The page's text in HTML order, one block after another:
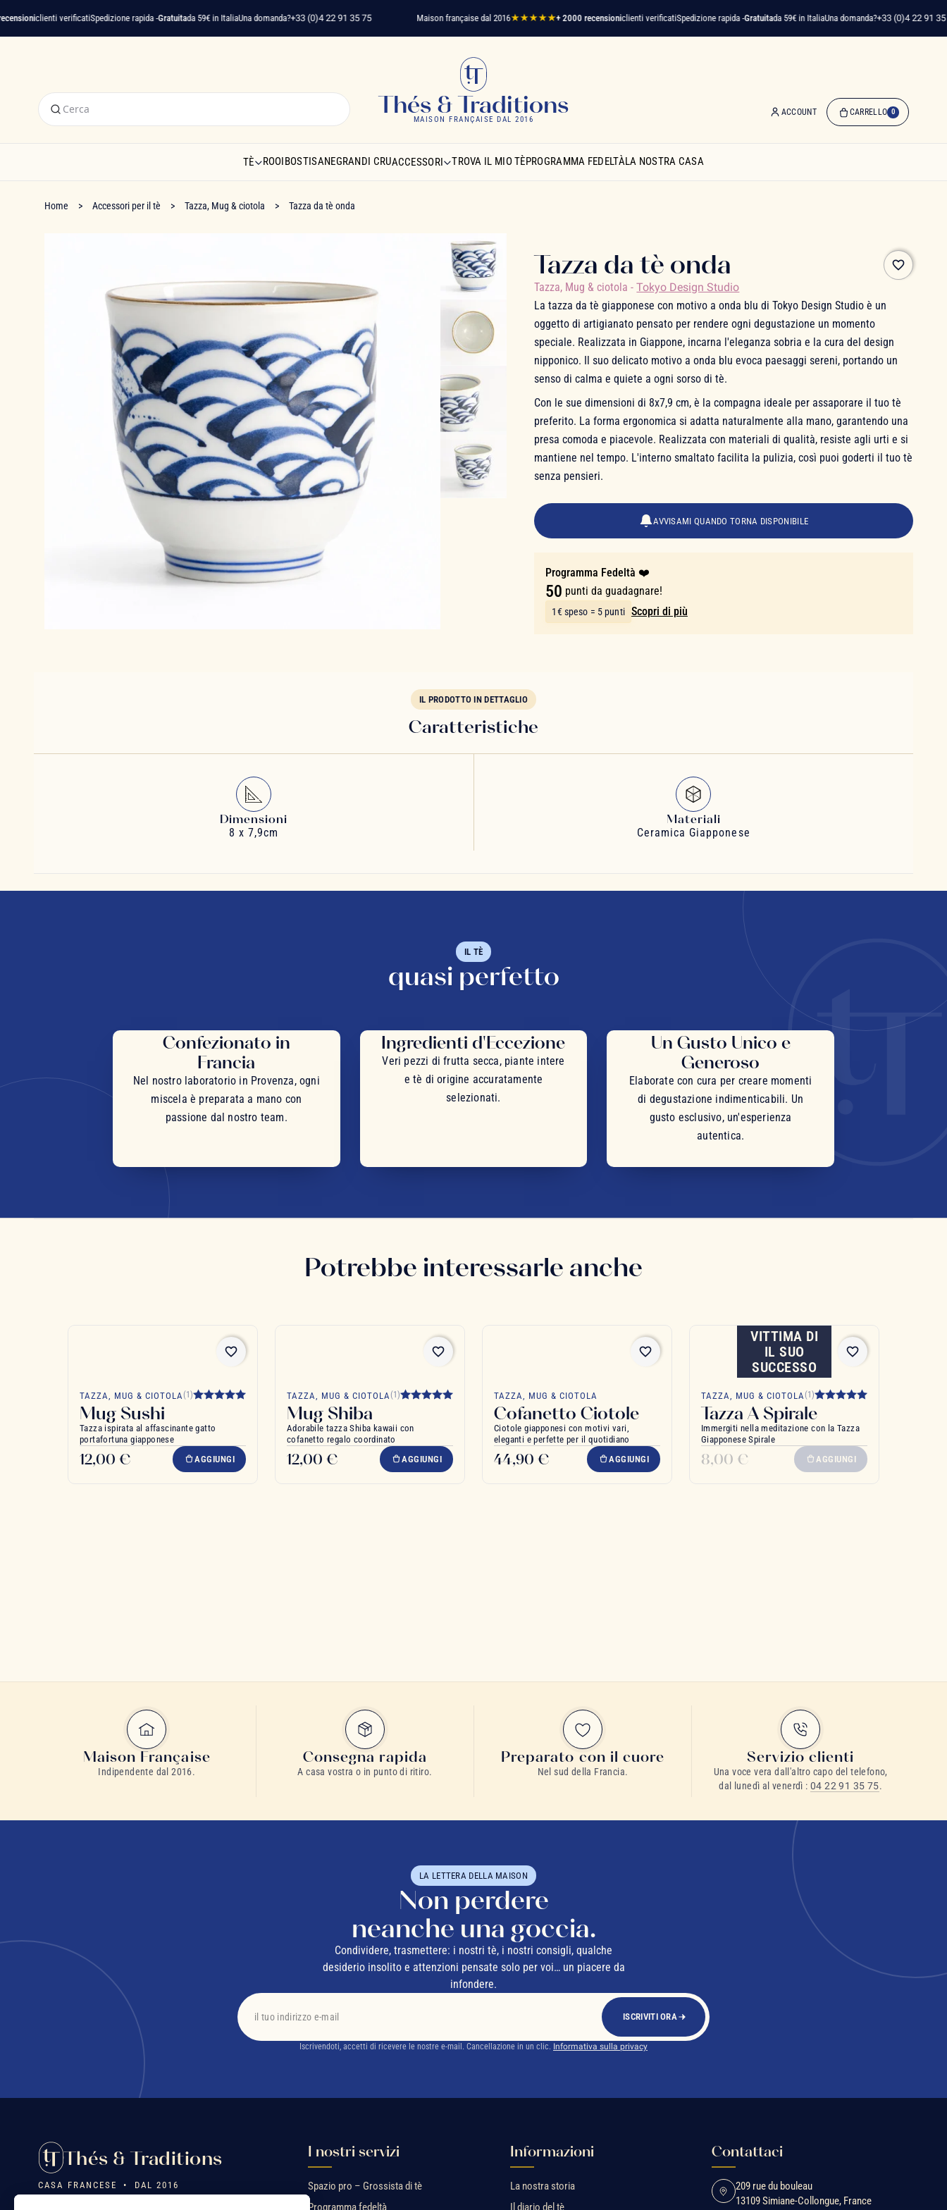
clienti verificatiSpedizione rapida -Gratuitada 59€ in ItaliaUna domanda?+33 (0)4 22 91 35 75 Maison française dal 2016★★★★★+ 2000 recensioniclienti verificatiSpedizione rapida -Gratuitada 59€ in ItaliaUna domanda?+33 (0)4 22 91 35 75
Thés & Traditions
MAISON FRANÇAISE DAL 2016
ACCOUNT CARRELLO 0
TÈ ROOIBOSTISANEGRANDI CRUACCESSORI TROVA IL MIO TÈPROGRAMMA FEDELTÀLA NOSTRA CASA
Home Accessori per il tè Tazza, Mug & ciotola Tazza da tè onda
favorite_border
Tazza da tè onda
Tazza, Mug & ciotola-Tokyo Design Studio
La tazza da tè giapponese con motivo a onda blu di Tokyo Design Studio è un
oggetto di artigianato pensato per rendere ogni degustazione un momento
speciale. Realizzata in Giappone, incarna l'eleganza sobria e la cura del design
nipponico. Il suo delicato motivo a onda blu evoca paesaggi sereni, portando un
senso di calma e quiete a ogni sorso di tè.
Con le sue dimensioni di 8x7,9 cm, è la compagna ideale per assaporare il tuo tè
preferito. La forma ergonomica si adatta naturalmente alla mano, garantendo una
presa comoda e piacevole. Realizzata con materiali di qualità, resiste agli urti e si
mantiene nel tempo. L'interno smaltato facilita la pulizia, così puoi goderti il tuo tè
senza pensieri.
AVVISAMI QUANDO TORNA DISPONIBILE
Programma Fedeltà ❤️
50 punti da guadagnare!
1€ speso = 5 punti Scopri di più
IL PRODOTTO IN DETTAGLIO
Caratteristiche
Dimensioni
8 x 7,9cm
Materiali
Ceramica Giapponese
IL TÈ
quasi perfetto
Confezionato in
Francia
Nel nostro laboratorio in Provenza, ogni
miscela è preparata a mano con
passione dal nostro team.
Ingredienti d'Eccezione
Veri pezzi di frutta secca, piante intere
e tè di origine accuratamente
selezionati.
Un Gusto Unico e
Generoso
Elaborate con cura per creare momenti
di degustazione indimenticabili. Un
gusto esclusivo, un'esperienza
autentica.
Potrebbe interessarle anche
favorite_border
TAZZA, MUG & CIOTOLA(1)
Mug Sushi
Tazza ispirata al affascinante gatto
portafortuna giapponese
12,00 € AGGIUNGI
favorite_border
TAZZA, MUG & CIOTOLA(1)
Mug Shiba
Adorabile tazza Shiba kawaii con
cofanetto regalo coordinato
12,00 € AGGIUNGI
favorite_border
TAZZA, MUG & CIOTOLA
Cofanetto Ciotole
Ciotole giapponesi con motivi vari,
eleganti e perfette per il quotidiano
44,90 € AGGIUNGI
favorite_border
VITTIMA DI
IL SUO
SUCCESSO
TAZZA, MUG & CIOTOLA(1)
Tazza A Spirale
Immergiti nella meditazione con la Tazza
Giapponese Spirale
8,00 € AGGIUNGI
Maison Française
Indipendente dal 2016.
Consegna rapida
A casa vostra o in punto di ritiro.
Preparato con il cuore
Nel sud della Francia.
Servizio clienti
Una voce vera dall'altro capo del telefono,
dal lunedì al venerdì : 04 22 91 35 75.
LA LETTERA DELLA MAISON
Non perdere
neanche una goccia.
Condividere, trasmettere: i nostri tè, i nostri consigli, qualche
desiderio insolito e attenzioni pensate solo per voi… un piacere da
infondere.
ISCRIVITI ORA
Iscrivendoti, accetti di ricevere le nostre e-mail. Cancellazione in un clic. Informativa sulla privacy
Thés & Traditions
CASA FRANCESE • DAL 2016
I nostri servizi
Spazio pro – Grossista di tè
Programma fedeltà
Informazioni
La nostra storia
Il diario del tè
Contattaci
209 rue du bouleau
13109 Simiane-Collongue, France